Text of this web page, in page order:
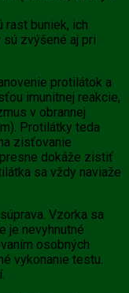
rast buniek, ich
zvýšené aj pri
protilátok a
imunitnej reakcie,
v obrannej
Protilátky teda
zisťovanie
dokáže zistiť
sa vždy naviaže
Vzorka sa
je nevyhnutné
osobných
vykonanie testu.